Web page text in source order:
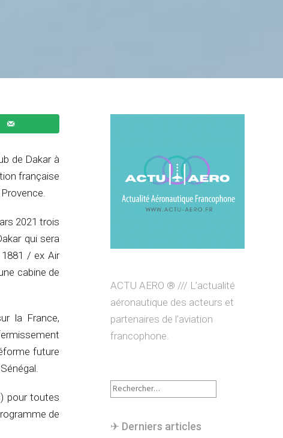
de Dakar à
française
2021 trois
qui sera
/ ex Air
cabine de
la France,
future
pour toutes
de
ACTU AERO ® /// L’actualité
aéronautique des acteurs et
partenaires de l’aviation
francophone.
Rechercher :
✈︎ Derniers articles